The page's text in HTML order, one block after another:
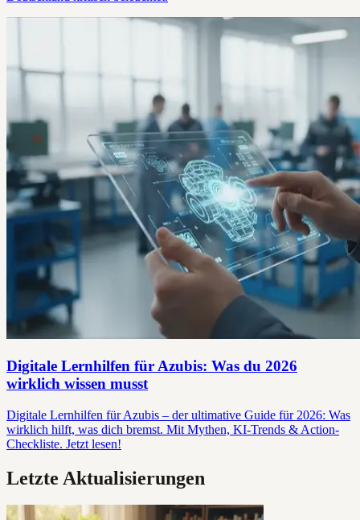
Digitale Lernhilfen für Azubis: Was du 2026
wirklich wissen musst
Digitale Lernhilfen für Azubis – der ultimative Guide für 2026: Was
wirklich hilft, was dich bremst. Mit Mythen, KI-Trends & Action-
Checkliste. Jetzt lesen!
Letzte Aktualisierungen